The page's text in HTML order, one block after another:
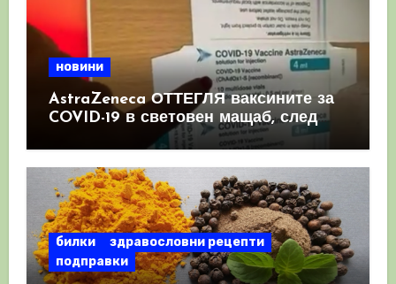
новини
AstraZeneca ОТТЕГЛЯ ваксините за
COVID-19 в световен мащаб, след
като призна, че те причиняват
билки
здравословни рецепти
подправки